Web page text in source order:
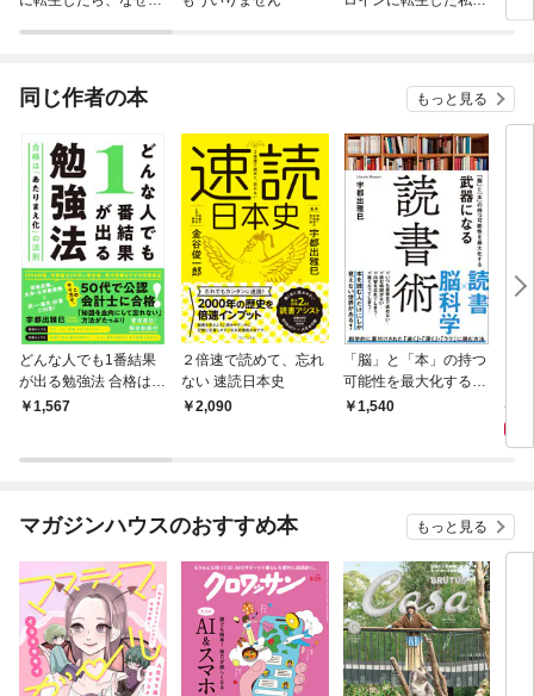
同じ作者の本 もっと見る
どんな人でも1番結果
が出る勉強法 合格は
「あたりまえ化」の法
1,567
２倍速で読めて、忘れ
ない 速読日本史
2,090
「脳」と「本」の持つ
可能性を最大化する
武器になる読書術
1,540
マガジンハウスのおすすめ本 もっと見る